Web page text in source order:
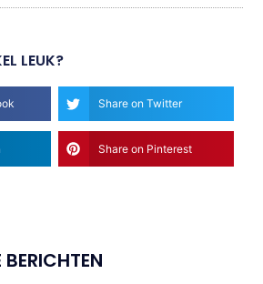
LEUK?
Share on Twitter
Share on Pinterest
BERICHTEN